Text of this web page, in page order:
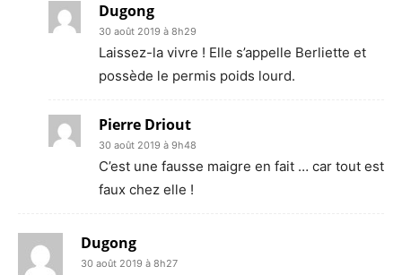
Dugong
30 août 2019 à 8h29
Laissez-la vivre ! Elle s’appelle Berliette et
possède le permis poids lourd.
Pierre Driout
30 août 2019 à 9h48
C’est une fausse maigre en fait … car tout est
faux chez elle !
Dugong
30 août 2019 à 8h27